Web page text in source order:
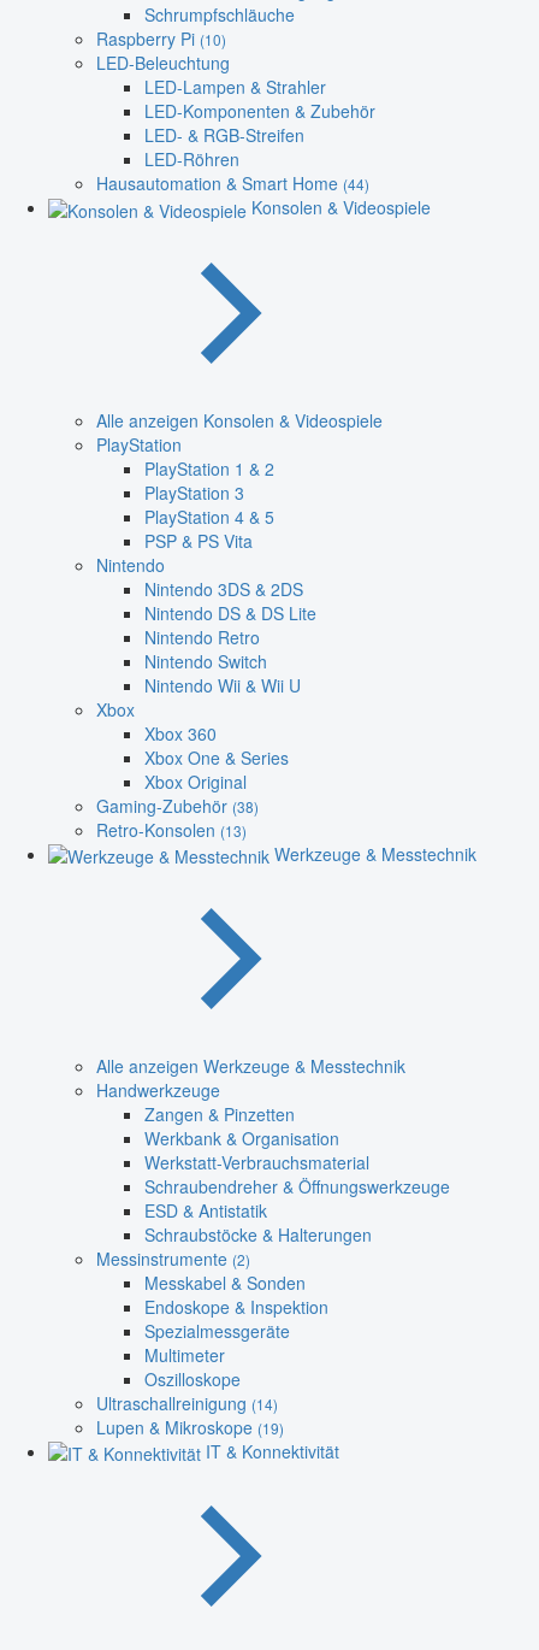
Schrumpfschläuche
Raspberry Pi (10)
LED-Beleuchtung
LED-Lampen & Strahler
LED-Komponenten & Zubehör
LED- & RGB-Streifen
LED-Röhren
Hausautomation & Smart Home (44)
Konsolen & Videospiele
Alle anzeigen Konsolen & Videospiele
PlayStation
PlayStation 1 & 2
PlayStation 3
PlayStation 4 & 5
PSP & PS Vita
Nintendo
Nintendo 3DS & 2DS
Nintendo DS & DS Lite
Nintendo Retro
Nintendo Switch
Nintendo Wii & Wii U
Xbox
Xbox 360
Xbox One & Series
Xbox Original
Gaming-Zubehör (38)
Retro-Konsolen (13)
Werkzeuge & Messtechnik
Alle anzeigen Werkzeuge & Messtechnik
Handwerkzeuge
Zangen & Pinzetten
Werkbank & Organisation
Werkstatt-Verbrauchsmaterial
Schraubendreher & Öffnungswerkzeuge
ESD & Antistatik
Schraubstöcke & Halterungen
Messinstrumente (2)
Messkabel & Sonden
Endoskope & Inspektion
Spezialmessgeräte
Multimeter
Oszilloskope
Ultraschallreinigung (14)
Lupen & Mikroskope (19)
IT & Konnektivität